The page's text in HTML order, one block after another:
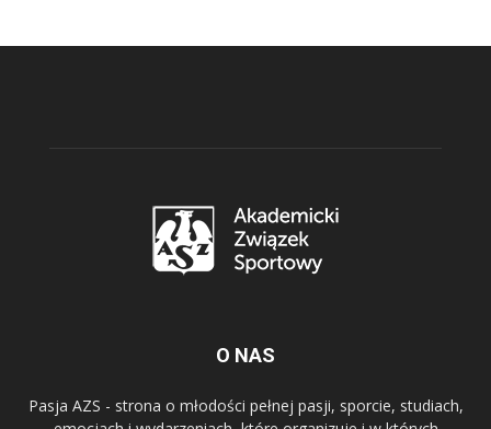
O NAS
Pasja AZS - strona o młodości pełnej pasji, sporcie, studiach,